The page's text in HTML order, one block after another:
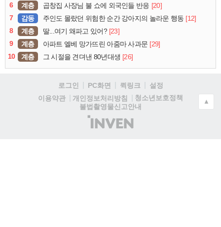
6
계층 곱창집 사장님 불 쇼에 외국인들 반응 [20]
7
감동 주인도 몰랐던 위험한 순간 강아지의 놀라운 행동 [12]
8
계층 딸...여기 왜파고 있어? [23]
9
계층 아파트 엘베 망가뜨린 아줌마 사과문 [29]
10
계층 그 시절을 견뎌낸 80년대생 [26]
로그인 PC화면 퀵링크
설정
이용약관
개인정보처리방침
청소년보호정책
불법촬영물신고안내
(주)
인
▲